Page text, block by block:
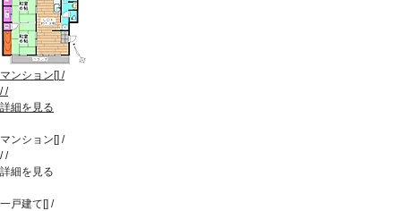
マンション [] /
//
詳細を見る
マンション [] /
//
詳細を見る
一戸建て [] /